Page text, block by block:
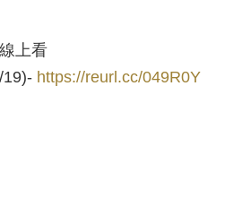
上看
19)- https://reurl.cc/049R0Y